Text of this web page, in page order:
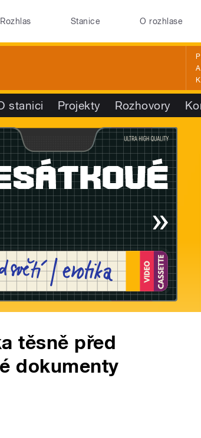
Stanice O rozhlase
stanici Projekty Rozhovory
těsně před
dokumenty